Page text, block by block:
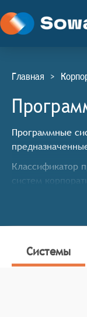
Главная >
Программные
Классификатор
систем
Системы